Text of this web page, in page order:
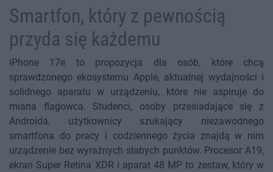
Smartfon, który z pewnością
przyda się każdemu
iPhone 17e to propozycja dla osób, które chcą
sprawdzonego ekosystemu Apple, aktualnej wydajności i
solidnego aparatu w urządzeniu, które nie aspiruje do
miana flagowca. Studenci, osoby przesiadające się z
Androida, użytkownicy szukający niezawodnego
smartfona do pracy i codziennego życia znajdą w nim
urządzenie bez wyraźnych słabych punktów. Procesor A19,
ekran Super Retina XDR i aparat 48 MP to zestaw, który w